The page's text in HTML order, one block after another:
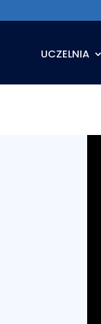
UCZELNIA